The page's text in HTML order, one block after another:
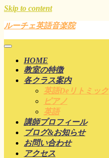
Skip to content
ルーチェ英語音楽院
HOME
教室の特徴
各クラス案内
英語deリトミック
ピアノ
英語
講師プロフィール
ブログ&お知らせ
お問い合わせ
アクセス